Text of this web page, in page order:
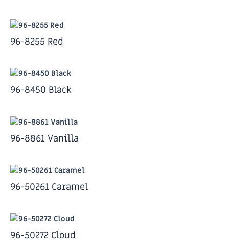
96-8255 Red
96-8450 Black
96-8861 Vanilla
96-50261 Caramel
96-50272 Cloud